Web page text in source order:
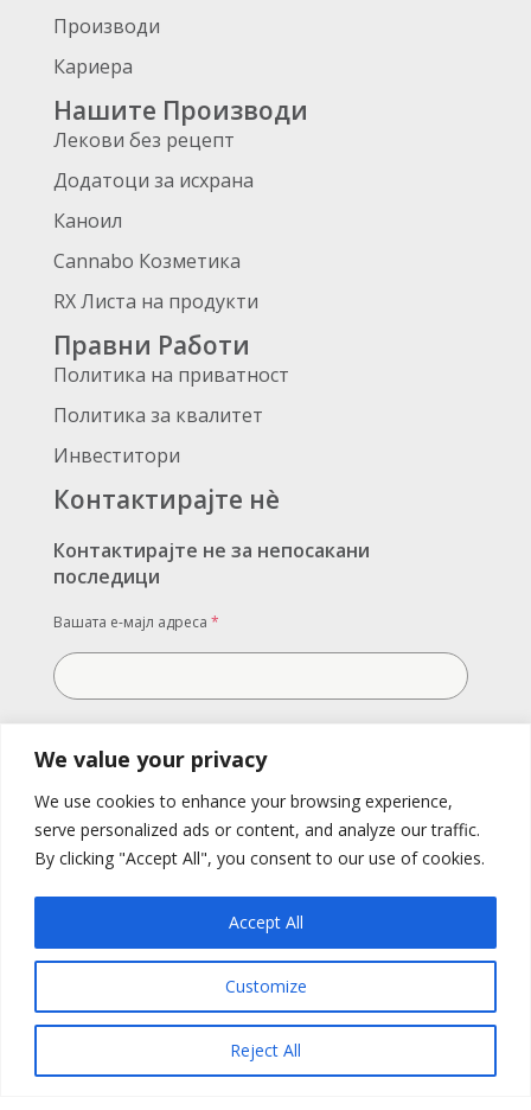
We value your privacy
We use cookies to enhance your browsing experience,
serve personalized ads or content, and analyze our traffic.
By clicking "Accept All", you consent to our use of cookies.
Customize
Reject All
Accept All
Производи
Кариера
Нашите Производи
Лекови без рецепт
Додатоци за исхрана
Каноил
Cannabo Козметика
RX Листа на продукти
Правни Работи
Политика на приватност
Политика за квалитет
Инвеститори
Контактирајте нè
Контактирајте не за непосакани
последици
Вашата е-мајл адреса *
Испратете
All RIghts Reserved. Replek 2022